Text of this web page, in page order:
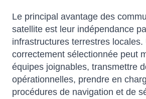
Le principal avantage des
satellite est leur indépendance
infrastructures terrestres locales.
correctement sélectionnée peut
équipes joignables, transmettre
opérationnelles, prendre en
procédures de navigation et de